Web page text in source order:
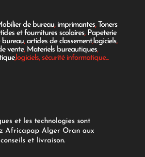
de bureau, imprimantes, Toners
et fournitures scolaires, Papeterie
bureau,articles de classement,logiciels,
vente, Materiels bureautiques,
,logiciels, sécurité informatique...
et les technologies sont
Africapap Alger Oran aux
et livraison.